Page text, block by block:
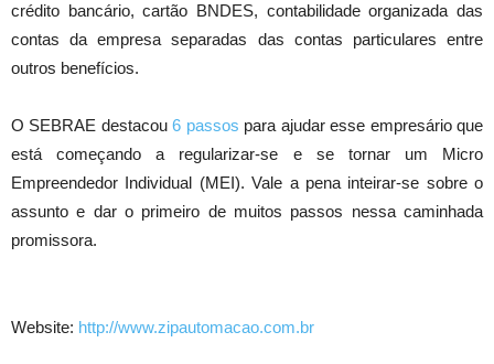
crédito bancário, cartão BNDES, contabilidade organizada das
contas da empresa separadas das contas particulares entre
outros benefícios.
O SEBRAE destacou6 passos para ajudar esse empresário que
está começando a regularizar-se e se tornar um Micro
Empreendedor Individual (MEI). Vale a pena inteirar-se sobre o
assunto e dar o primeiro de muitos passos nessa caminhada
promissora.
Website: http://www.zipautomacao.com.br